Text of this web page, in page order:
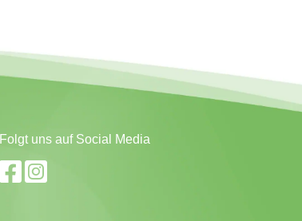
Folgt uns auf Social Media